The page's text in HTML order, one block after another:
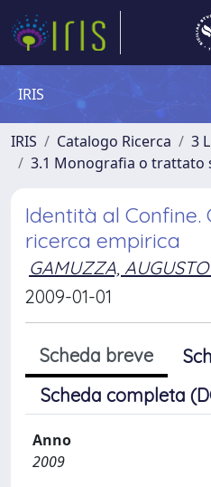
IRIS
IRIS Catalogo Ricerca
3
3.1 Monografia o trattato
Identità al Confine.
ricerca empirica
GAMUZZA, AUGUSTO
2009-01-01
Scheda breve
Scheda completa
Anno
2009